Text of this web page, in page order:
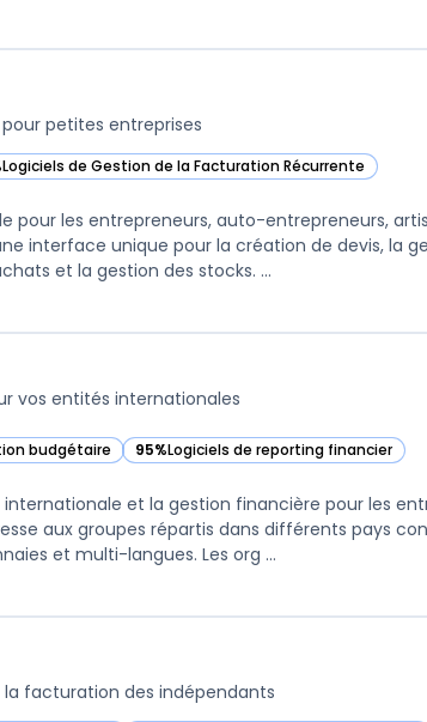
petites entreprises
Logiciels de Gestion de la Facturation Récurrente
IABAKO dans cette catégorie
pour les entrepreneurs, auto-entrepreneurs,
interface unique pour la création de devis, la
et la gestion des stocks. ...
vos entités internationales
budgétaire 95%Logiciels de reporting financier
— voir Infor SunSystems dans cette
et la gestion financière pour les
aux groupes répartis dans différents pays
et multi-langues. Les org ...
facturation des indépendants